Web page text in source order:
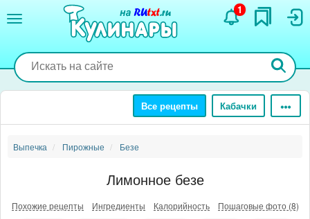
содержанию
1
Все рецепты Кабачки
Выпечка Пирожные Безе
Лимонное безе
Похожие рецепты Ингредиенты Калорийность Пошаговые фото (8)